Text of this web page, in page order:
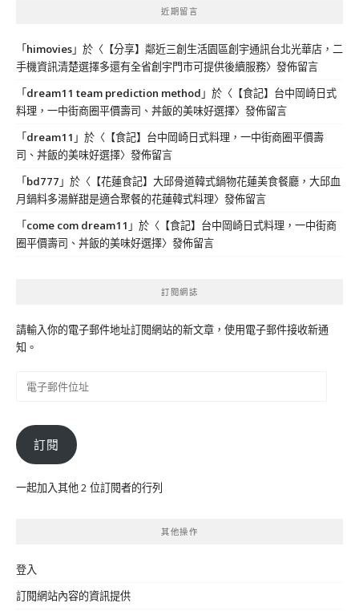
近期留言
「himovies」於〈 【分享】鄰近三創生活園區創宇通訊台北光華店，二
手機資訊清楚選擇多還有全省創宇門市可提供後續服務〉發佈留言
「dream11 team prediction method 」於〈 【食記】台中岡崎日式
料理，一中街商圈平價壽司、丼飯的美味好選擇〉發佈留言
「dream11 」於〈 【食記】台中岡崎日式料理，一中街商圈平價壽
司、丼飯的美味好選擇〉發佈留言
「bd777 」於〈 【花蓮食記】大邱骨道韓式鍋物花蓮美食餐廳，大邱血
月鍋料多湯鮮甜是適合聚餐的花蓮韓式料理〉發佈留言
「come com dream11 」於〈 【食記】台中岡崎日式料理，一中街商
圈平價壽司、丼飯的美味好選擇〉發佈留言
訂閱網誌
請輸入你的電子郵件地址訂閱網站的新文章，使用電子郵件接收新通
知。
件
位
訂閱
一起加入其他 2 位訂閱者的行列
其他操作
登入
訂閱網站內容的資訊提供